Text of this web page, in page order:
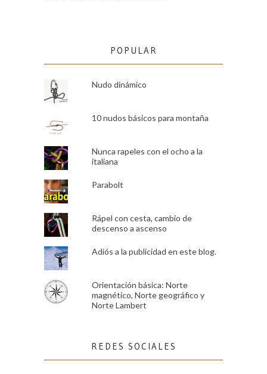
POPULAR
Nudo dinámico
10 nudos básicos para montaña
Nunca rapeles con el ocho a la
italiana
Parabolt
Rápel con cesta, cambio de
descenso a ascenso
Adiós a la publicidad en este blog.
Orientación básica: Norte
magnético, Norte geográfico y
Norte Lambert
REDES SOCIALES